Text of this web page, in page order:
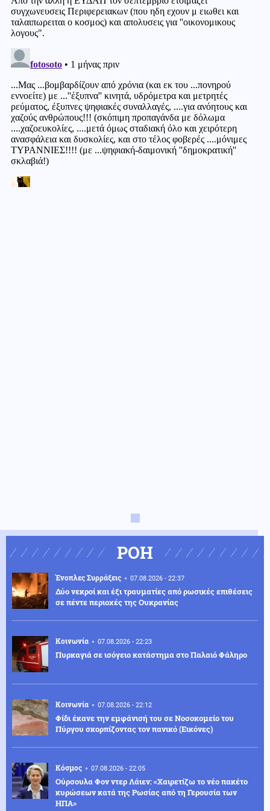
ΡΟΗ
Ένοπλες Συρράξεις 07.08.2026 - 22:37
Δύο νεκροί και έξι τραυματίες από ρωσικές επιθέσεις
σε πέντε περιοχές της Ουκρανίας
Κοινωνία 07.08.2026 - 22:23
Πυρκαγιά σε ισόγειο κατάστημα στο Παλαιό Φάληρο
Κοινωνία 07.08.2026 - 22:12
Φίδι έκανε την εμφάνισή του σε Νοσοκομείο του
Πύργου σκορπίζοντας τον πανικό (Εικόνες)
Κόσμος 07.08.2026 - 22:05
Ούρσουλα Φον ντερ Λάιεν: «Χαιρετίζω το νέο πακέτο
κυρώσεων κατά της Ρωσίας από τη Γερουσία των
ΗΠΑ»